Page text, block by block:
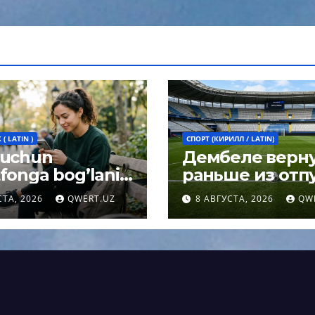
( LATIN )
bog’lanib
umrni
mumkin:
javobi
2026 QWERT.UZ
СПОРТ (КИРИЛЛ / LATIN)
Дембеле
раньше из
чтобы сыграть
Суперкубке
8 АВГУСТА, 2026